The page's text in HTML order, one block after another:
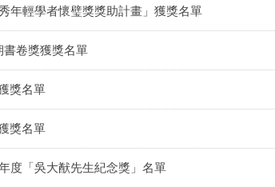
年輕學者懷璧獎獎助計畫」獲獎名單
書卷獎獲獎名單
獎名單
獎名單
度「吳大猷先生紀念獎」名單